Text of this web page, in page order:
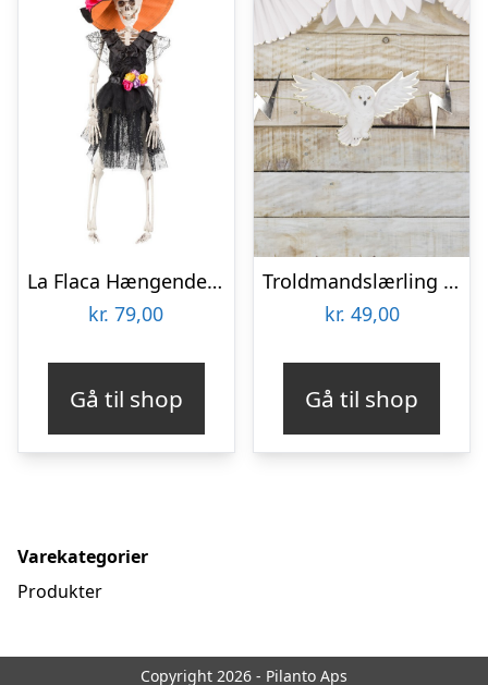
La Flaca Hængende Skelet
kr. 79,00
Gå til shop
Troldmandslærling Guirlande
kr. 49,00
Gå til shop
Varekategorier
Produkter
Copyright 2026 - Pilanto Aps